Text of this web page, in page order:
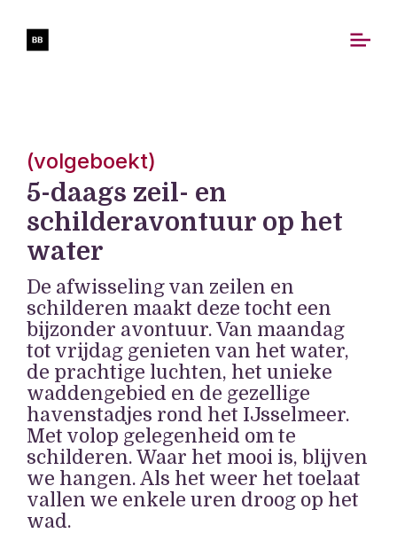
(volgeboekt)
5-daags zeil- en
schilderavontuur op het
water
De afwisseling van zeilen en
schilderen maakt deze tocht een
bijzonder avontuur. Van maandag
tot vrijdag genieten van het water,
de prachtige luchten, het unieke
waddengebied en de gezellige
havenstadjes rond het IJsselmeer.
Met volop gelegenheid om te
schilderen. Waar het mooi is, blijven
we hangen. Als het weer het toelaat
vallen we enkele uren droog op het
wad.